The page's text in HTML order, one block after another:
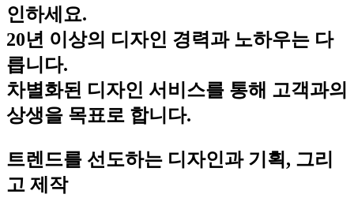
인하세요.
20년 이상의 디자인 경력과 노하우는 다
릅니다.
차별화된 디자인 서비스를 통해 고객과의
상생을 목표로 합니다.
트렌드를 선도하는 디자인과 기획, 그리
고 제작